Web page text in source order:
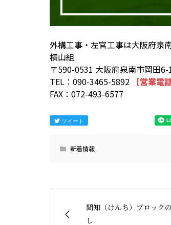
外構工事・左官工事は大阪府泉
横山組
〒590-0531 大阪府泉南市岡田
TEL：090-3465-5892
［営業電
FAX：072-493-6577
ツイート
新着情報
間知（けんち）ブロック
し